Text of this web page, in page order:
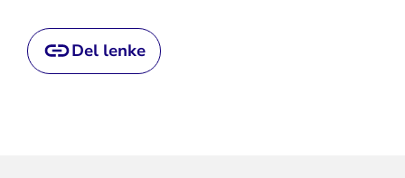
Del lenke